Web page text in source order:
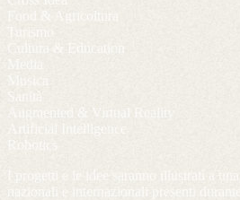
Food & Agricoltura
Cultura & Education
Media
Sanità
Augmented & Virtual Reality
Artificial Intelligence
Robotics
I progetti e le idee saranno illustrati a
nazionali e internazionali presenti durante